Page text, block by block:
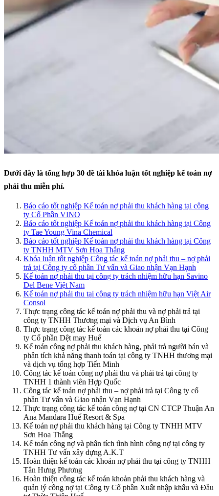
Dưới đây là tổng hợp 30 đề tài khóa luận tốt nghiệp kế toán nợ
phải thu miễn phí.
Báo cáo tốt nghiệp Kế toán nợ phải thu khách hàng tại công
ty Cổ Phần VINO
Báo cáo tốt nghiệp Kế toán nợ phải thu khách hàng tại Công
ty Tae Young Vina Chemical
Báo cáo tốt nghiệp Kế toán nợ phải thu khách hàng tại Công
ty TNHH MTV Sơn Hoa Thắng
Khóa luận tốt nghiệp Công tác kế toán nợ phải thu – nợ phải
trả tại Công ty cổ phần Tư vấn và Giao nhận Vạn Hạnh
Kế toán nợ phải thu tại công ty trách nhiệm hữu hạn Savino
Del Bene Việt Nam
Kế toán nợ phải thu tại công ty trách nhiệm hữu hạn Việt Air
Consol
Thực trạng công tác kế toán nợ phải thu và nợ phải trả tại
công ty TNHH Thương mại và Dịch vụ An Bình
Thực trạng công tác kế toán các khoản nợ phải thu tại Công
ty Cổ phần Dệt may Huế
Kế toán công nợ phải thu khách hàng, phải trả người bán và
phân tích khả năng thanh toán tại công ty TNHH thương mại
và dịch vụ tổng hợp Tiến Minh
Công tác kế toán công nợ phải thu và phải trả tại công ty
TNHH 1 thành viên Hợp Quốc
Công tác kế toán nợ phải thu – nợ phải trả tại Công ty cổ
phần Tư vấn và Giao nhận Vạn Hạnh
Thực trạng công tác kế toán công nợ tại CN CTCP Thuận An
Ana Mandara Huế Resort & Spa
Kế toán nợ phải thu khách hàng tại Công ty TNHH MTV
Sơn Hoa Thắng
Kế toán công nợ và phân tích tình hình công nợ tại công ty
TNHH Tư vấn xây dựng A.K.T
Hoàn thiện kế toán các khoản nợ phải thu tại công ty TNHH
Tân Hưng Phương
Hoàn thiện công tác kế toán khoản phải thu khách hàng và
quản lý công nợ tại Công ty Cổ phần Xuất nhập khẩu và Đầu